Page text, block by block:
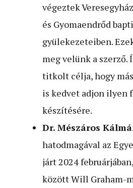
végeztek
és Gyomaendrőd
gyülekezeteiben.
meg velünk a szerző.
titkolt célja, hogy
is kedvet adjon ilyen
készítésére.
Dr. Mészáros
hatodmagával az
járt 2024
között Will Graham-